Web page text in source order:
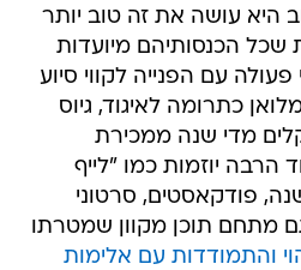
היא עושה את זה טוב יותר
שכל הכנסותיהם מיועדות
עם הפנייה לקווי סיוע
כתרומה לאיגוד, גיוס
מדי שנה ממכירת
הרבה יוזמות כמו "לייף
פודקאסטים, סרטוני
מתחם תוכן מקוון שמטרתו
והתמודדות עם אלימות